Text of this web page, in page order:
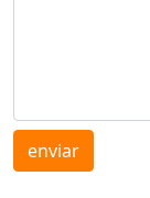
enviar